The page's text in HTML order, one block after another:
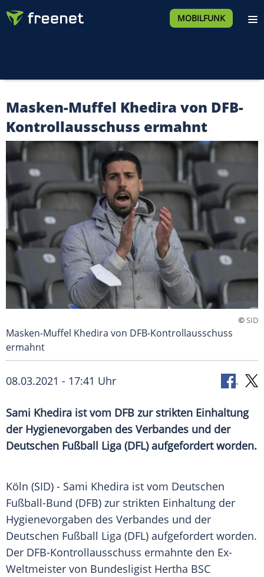
MOBILFUNK
Masken-Muffel Khedira von DFB-
Kontrollausschuss ermahnt
©SID
Masken-Muffel Khedira von DFB-Kontrollausschuss
ermahnt
08.03.2021 - 17:41 Uhr
Sami Khedira ist vom DFB zur strikten Einhaltung
der Hygienevorgaben des Verbandes und der
Deutschen Fußball Liga (DFL) aufgefordert worden.
Köln (SID) - Sami Khedira ist vom Deutschen
Fußball-Bund (DFB) zur strikten Einhaltung der
Hygienevorgaben des Verbandes und der
Deutschen Fußball Liga (DFL) aufgefordert worden.
Der DFB-Kontrollausschuss ermahnte den Ex-
Weltmeister von Bundesligist Hertha BSC